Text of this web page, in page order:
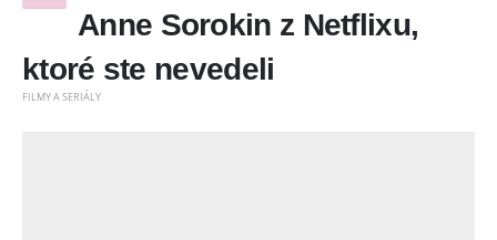
Anne Sorokin z Netflixu,
ktoré ste nevedeli
FILMY A SERIÁLY